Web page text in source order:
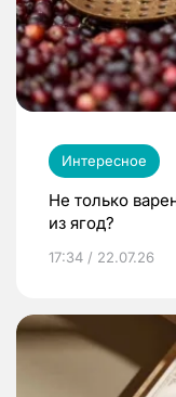
Интересное
Не только
из ягод?
17:34 / 22.07.26